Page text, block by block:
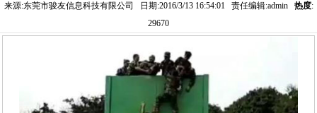
来源:东莞市骏友信息科技有限公司 日期:2016/3/13 16:54:01 责任编辑:admin 热度:
29670